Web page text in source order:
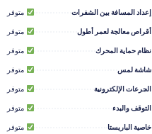
إعداد المسافة بين الشفرات
متوفر
أقراص معالجة لعمر أطول
متوفر
نظام حماية المحرك
متوفر
شاشة لمس
متوفر
الجرعات الإلكترونية
متوفر
التوقف والبدء
متوفر
خاصية الباريستا
متوفر